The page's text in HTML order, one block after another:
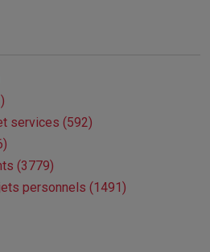
services (592)
(3779)
personnels (1491)